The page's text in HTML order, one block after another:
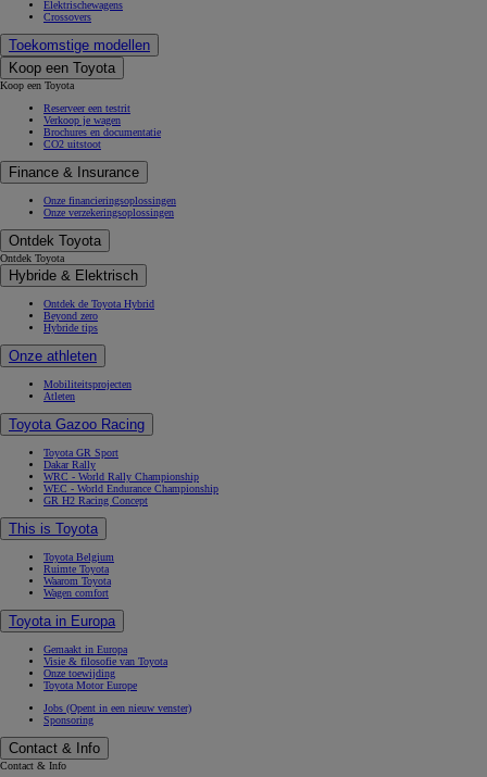
Elektrischewagens
Crossovers
Toekomstige modellen
Koop een Toyota
Koop een Toyota
Reserveer een testrit
Verkoop je wagen
Brochures en documentatie
CO2 uitstoot
Finance & Insurance
Onze financieringsoplossingen
Onze verzekeringsoplossingen
Ontdek Toyota
Ontdek Toyota
Hybride & Elektrisch
Ontdek de Toyota Hybrid
Beyond zero
Hybride tips
Onze athleten
Mobiliteitsprojecten
Atleten
Toyota Gazoo Racing
Toyota GR Sport
Dakar Rally
WRC - World Rally Championship
WEC - World Endurance Championship
GR H2 Racing Concept
This is Toyota
Toyota Belgium
Ruimte Toyota
Waarom Toyota
Wagen comfort
Toyota in Europa
Gemaakt in Europa
Visie & filosofie van Toyota
Onze toewijding
Toyota Motor Europe
Jobs (Opent in een nieuw venster)
Sponsoring
Contact & Info
Contact & Info